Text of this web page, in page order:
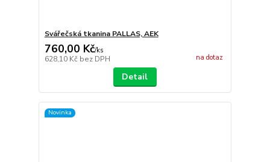
Svářečská tkanina PALLAS, AEK
760,00 Kč/ks
628,10 Kč bez DPH na dotaz
Detail
Novinka